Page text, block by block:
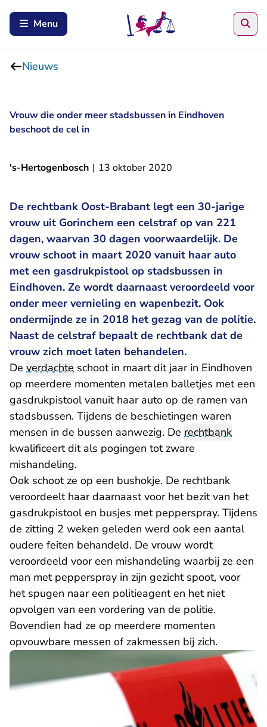
Menu
Nieuws
Vrouw die onder meer stadsbussen in Eindhoven
beschoot de cel in
's-Hertogenbosch | 13 oktober 2020
De rechtbank Oost-Brabant legt een 30-jarige
vrouw uit Gorinchem een celstraf op van 221
dagen, waarvan 30 dagen voorwaardelijk. De
vrouw schoot in maart 2020 vanuit haar auto
met een gasdrukpistool op stadsbussen in
Eindhoven. Ze wordt daarnaast veroordeeld voor
onder meer vernieling en wapenbezit. Ook
ondermijnde ze in 2018 het gezag van de politie.
Naast de celstraf bepaalt de rechtbank dat de
vrouw zich moet laten behandelen.
De verdachte schoot in maart dit jaar in Eindhoven
op meerdere momenten metalen balletjes met een
gasdrukpistool vanuit haar auto op de ramen van
stadsbussen. Tijdens de beschietingen waren
mensen in de bussen aanwezig. De rechtbank
kwalificeert dit als pogingen tot zware
mishandeling.
Ook schoot ze op een bushokje. De rechtbank
veroordeelt haar daarnaast voor het bezit van het
gasdrukpistool en busjes met pepperspray. Tijdens
de zitting 2 weken geleden werd ook een aantal
oudere feiten behandeld. De vrouw wordt
veroordeeld voor een mishandeling waarbij ze een
man met pepperspray in zijn gezicht spoot, voor
het spugen naar een politieagent en het niet
opvolgen van een vordering van de politie.
Bovendien had ze op meerdere momenten
opvouwbare messen of zakmessen bij zich.